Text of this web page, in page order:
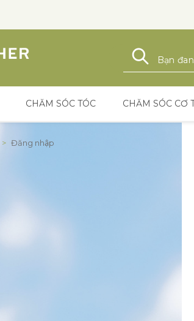
Tìm kiếm
CHĂM SÓC TÓC CHĂM SÓC CƠ
> Đăng nhập